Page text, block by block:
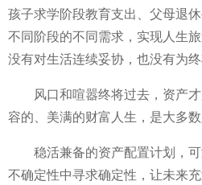
孩子求学阶段教育支出、父母退
不同阶段的不同需求，实现人生
没有对生活连续妥协，也没有为终
风口和喧嚣终将过去，资产
容的、美满的财富人生，是大多数
稳活兼备的资产配置计划，
不确定性中寻求确定性，让未来充